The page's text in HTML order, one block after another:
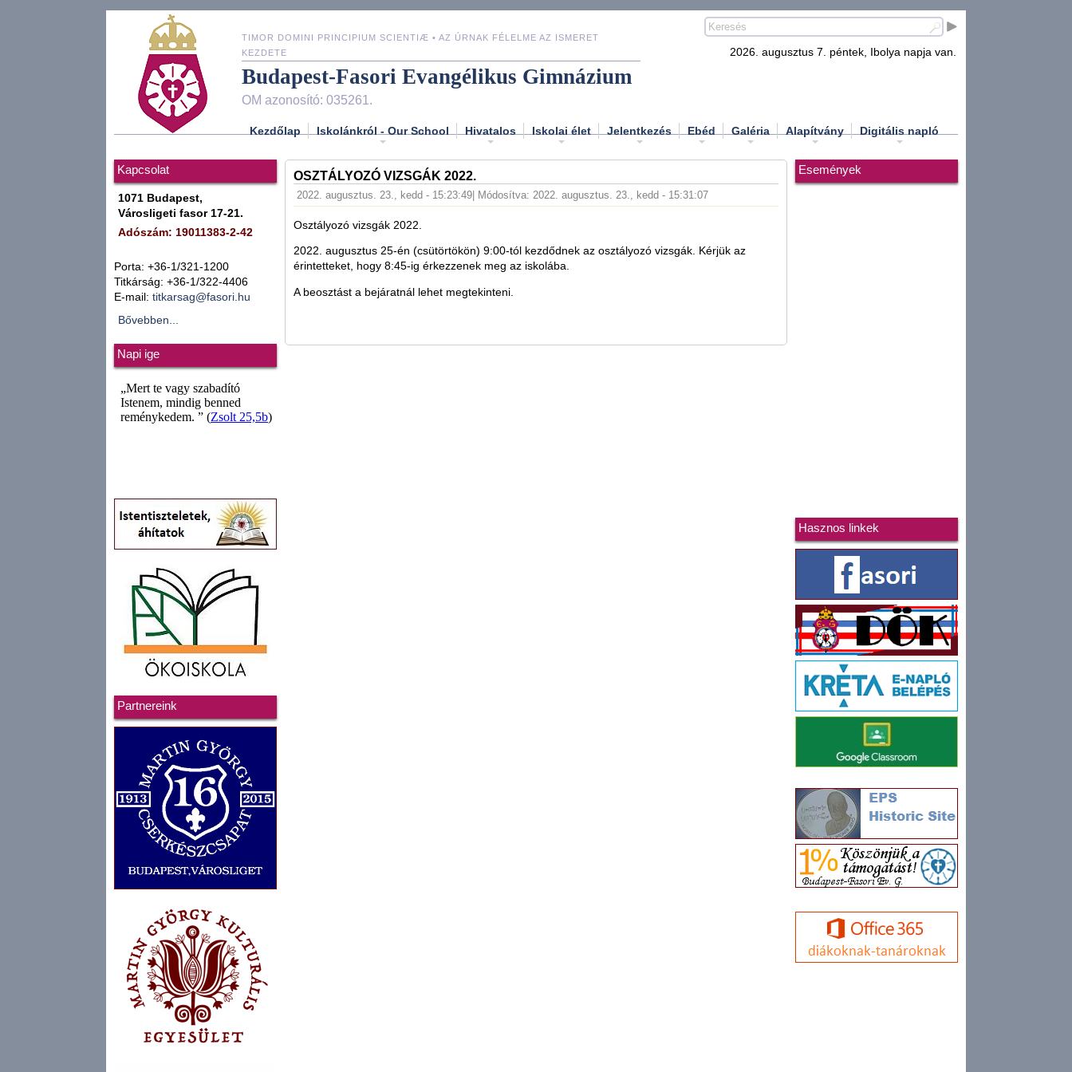
TIMOR DOMINI PRINCIPIUM SCIENTIÆ • AZ ÚRNAK FÉLELME AZ ISMERET
KEZDETE
Budapest-Fasori Evangélikus Gimnázium
OM azonosító: 035261.
2026. augusztus 7. péntek, Ibolya napja van.
Kezdőlap Iskolánkról - Our School Hivatalos Iskolai élet Jelentkezés Ebéd Galéria Alapítvány Digitális napló
Kapcsolat
1071 Budapest,
Városligeti fasor 17-21.
Adószám: 19011383-2-42
Porta: +36-1/321-1200
Titkárság: +36-1/322-4406
E-mail: titkarsag@fasori.hu
Bővebben...
Napi ige
Partnereink
OSZTÁLYOZÓ VIZSGÁK 2022.
2022. augusztus. 23., kedd - 15:23:49 | Módosítva: 2022. augusztus. 23., kedd - 15:31:07
Osztályozó vizsgák 2022.
2022. augusztus 25-én (csütörtökön) 9:00-tól kezdődnek az osztályozó vizsgák. Kérjük az
érintetteket, hogy 8:45-ig érkezzenek meg az iskolába.
A beosztást a bejáratnál lehet megtekinteni.
Események
Hasznos linkek